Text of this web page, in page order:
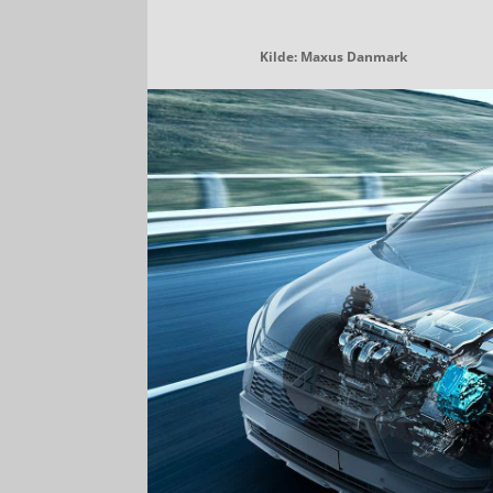
Kilde: Maxus Danmark